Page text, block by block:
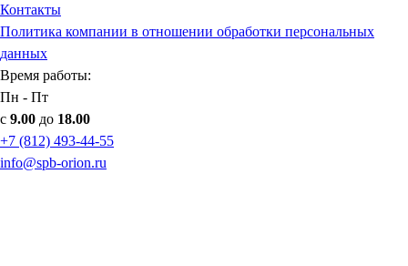
Контакты
Политика компании в отношении обработки персональных
данных
Время работы:
Пн - Пт
с 9.00 до 18.00
+7 (812) 493-44-55
info@spb-orion.ru